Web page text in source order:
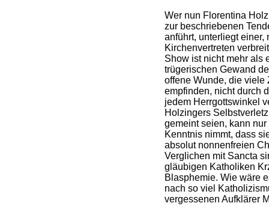
Wer nun Florentina
zur beschriebenen
anführt, unterliegt einer,
Kirchenvertreten
Show ist nicht mehr als
trügerischen Gewand
offene Wunde, die viele
empfinden, nicht durch
jedem Herrgottswinkel
Holzingers
gemeint seien, kann
Kenntnis nimmt, dass
absolut nonnenfreien
Verglichen mit Sancta
gläubigen Katholiken
Blasphemie. Wie wäre
nach so viel
vergessenen Aufklärer